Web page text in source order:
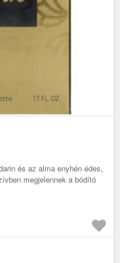
és az alma enyhén édes,
megjelennek a bódító